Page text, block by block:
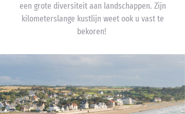
een grote diversiteit aan landschappen. Zijn
kilometerslange kustlijn weet ook u vast te
bekoren!